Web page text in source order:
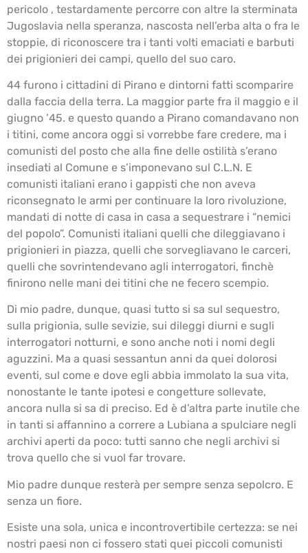
pericolo , testardamente percorre con altre la sterminata
Jugoslavia nella speranza, nascosta nell’erba alta o fra le
stoppie, di riconoscere tra i tanti volti emaciati e barbuti
dei prigionieri dei campi, quello del suo caro.
44 furono i cittadini di Pirano e dintorni fatti scomparire
dalla faccia della terra. La maggior parte fra il maggio e il
giugno ’45. e questo quando a Pirano comandavano non
i titini, come ancora oggi si vorrebbe fare credere, ma i
comunisti del posto che alla fine delle ostilità s’erano
insediati al Comune e s’imponevano sul C.L.N. E
comunisti italiani erano i gappisti che non aveva
riconsegnato le armi per continuare la loro rivoluzione,
mandati di notte di casa in casa a sequestrare i “nemici
del popolo”. Comunisti italiani quelli che dileggiavano i
prigionieri in piazza, quelli che sorvegliavano le carceri,
quelli che sovrintendevano agli interrogatori, finchè
finirono nelle mani dei titini che ne fecero scempio.
Di mio padre, dunque, quasi tutto si sa sul sequestro,
sulla prigionia, sulle sevizie, sui dileggi diurni e sugli
interrogatori notturni, e sono anche noti i nomi degli
aguzzini. Ma a quasi sessantun anni da quei dolorosi
eventi, sul come e dove egli abbia immolato la sua vita,
nonostante le tante ipotesi e congetture sollevate,
ancora nulla si sa di preciso. Ed è d’altra parte inutile che
in tanti si affannino a correre a Lubiana a spulciare negli
archivi aperti da poco: tutti sanno che negli archivi si
trova quello che si vuol far trovare.
Mio padre dunque resterà per sempre senza sepolcro. E
senza un fiore.
Esiste una sola, unica e incontrovertibile certezza: se nei
nostri paesi non ci fossero stati quei piccoli comunisti